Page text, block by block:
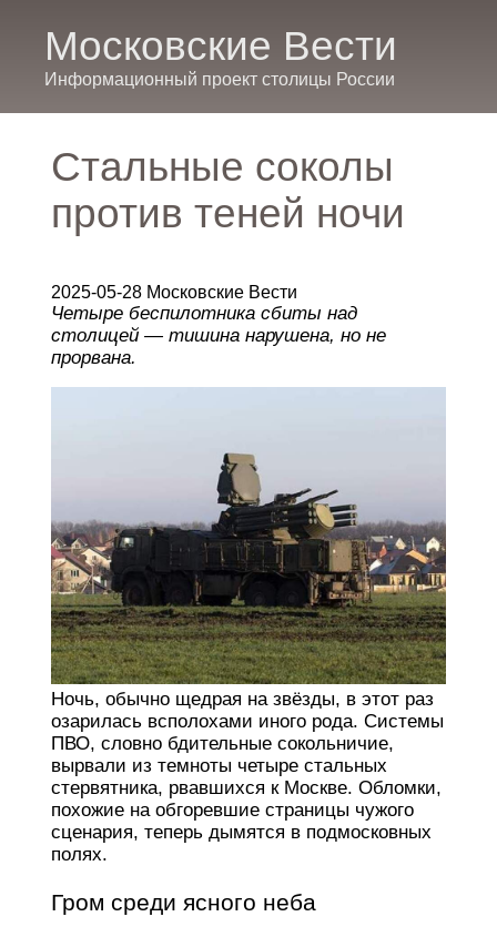
Московские Вести
Информационный проект столицы России
Стальные соколы
против теней ночи
2025-05-28 Московские Вести
Четыре беспилотника сбиты над
столицей — тишина нарушена, но не
прорвана.
Ночь, обычно щедрая на звёзды, в этот раз
озарилась всполохами иного рода. Системы
ПВО, словно бдительные сокольничие,
вырвали из темноты четыре стальных
стервятника, рвавшихся к Москве. Обломки,
похожие на обгоревшие страницы чужого
сценария, теперь дымятся в подмосковных
полях.
Гром среди ясного неба